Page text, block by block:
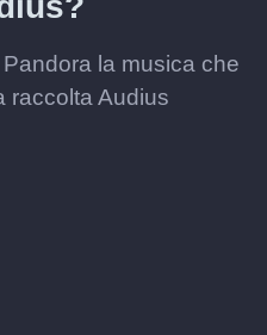
la musica che
raccolta Audius